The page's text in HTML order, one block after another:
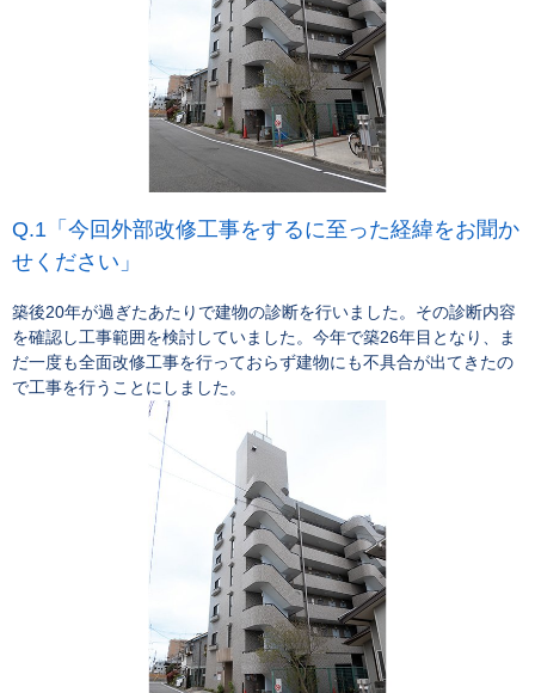
「今回外部改修工事をするに至った経緯をお聞か
せください」
築後20年が過ぎたあたりで建物の診断を行いました。その診断内容
を確認し工事範囲を検討していました。今年で築26年目となり、ま
だ一度も全面改修工事を行っておらず建物にも不具合が出てきたの
で工事を行うことにしました。